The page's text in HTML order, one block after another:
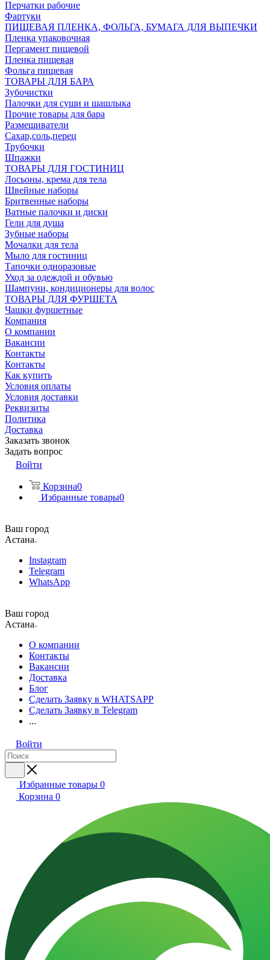
Перчатки рабочие
Фартуки
ПИЩЕВАЯ ПЛЕНКА, ФОЛЬГА, БУМАГА ДЛЯ ВЫПЕЧКИ
Пленка упаковочная
Пергамент пищевой
Пленка пищевая
Фольга пищевая
ТОВАРЫ ДЛЯ БАРА
Зубочистки
Палочки для суши и шашлыка
Прочие товары для бара
Размешиватели
Сахар,соль,перец
Трубочки
Шпажки
ТОВАРЫ ДЛЯ ГОСТИНИЦ
Лосьоны, крема для тела
Швейные наборы
Бритвенные наборы
Ватные палочки и диски
Гели для душа
Зубные наборы
Мочалки для тела
Мыло для гостиниц
Тапочки одноразовые
Уход за одеждой и обувью
Шампуни, кондиционеры для волос
ТОВАРЫ ДЛЯ ФУРШЕТА
Чашки фуршетные
Компания
О компании
Вакансии
Контакты
Контакты
Как купить
Условия оплаты
Условия доставки
Реквизиты
Политика
Доставка
Заказать звонок
Задать вопрос
Войти
Корзина0
Избранные товары0
Ваш город
Астана
Instagram
Telegram
WhatsApp
Ваш город
Астана
О компании
Контакты
Вакансии
Доставка
Блог
Сделать Заявку в WHATSAPP
Сделать Заявку в Telegram
...
Войти
Избранные товары 0
Корзина 0